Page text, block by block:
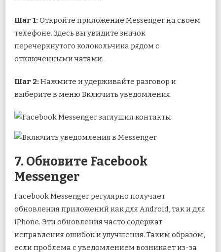
Шаг 1: Откройте приложение Messenger на своем
телефоне. Здесь вы увидите значок
перечеркнутого колокольчика рядом с
отключенными чатами.
Шаг 2: Нажмите и удерживайте разговор и
выберите в меню Включить уведомления.
7. Обновите Facebook
Messenger
Facebook Messenger регулярно получает
обновления приложений как для Android, так и для
iPhone. Эти обновления часто содержат
исправления ошибок и улучшения. Таким образом,
если проблема с уведомлением возникает из-за